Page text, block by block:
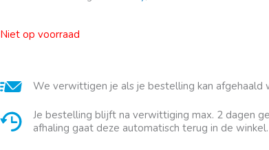
Niet op voorraad
We verwittigen je als je bestelling kan afgehaald
Je bestelling blijft na verwittiging max. 2 dagen
afhaling gaat deze automatisch terug in de winkel.